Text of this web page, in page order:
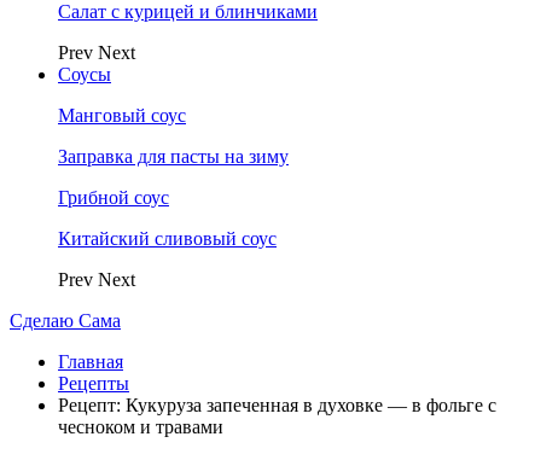
Салат с курицей и блинчиками
Prev Next
Соусы
Манговый соус
Заправка для пасты на зиму
Грибной соус
Китайский сливовый соус
Prev Next
Сделаю Сама
Главная
Рецепты
Рецепт: Кукуруза запеченная в духовке — в фольге с
чесноком и травами